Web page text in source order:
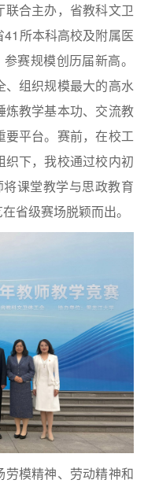
合主办，省教科文卫
所本科高校及附属医
赛规模创历届新高。
组织规模最大的高水
教学基本功、交流教
要平台。赛前，在校工
下，我校通过校内初
课堂教学与思政教育
省级赛场脱颖而出。
模精神、劳动精神和